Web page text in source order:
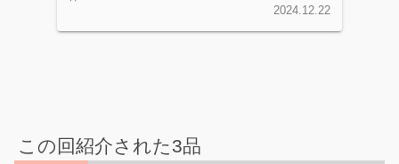
2024.12.22
この回紹介された3品